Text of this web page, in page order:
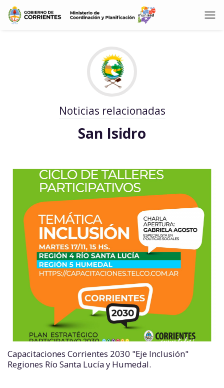
Noticias relacionadas
San Isidro
Capacitaciones Corrientes 2030 "Eje Inclusión"
Regiones Río Santa Lucía y Humedal.